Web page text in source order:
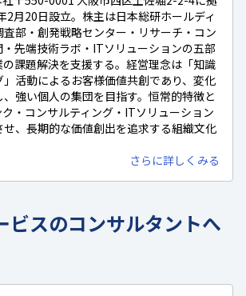
2月20日設立。株主は日本総研ホールディ
査部・創発戦略センター・リサーチ・コン
先端技術ラボ・ITソリューションの五部
課題解決を支援する。経営理念は「知識
活動によるお客様価値共創であり、変化
強い個人の集団を目指す。恒常的特徴と
ク・コンサルティング・ITソリューション
、長期的な価値創出を追求する組織文化
さらに詳しくみる
ビスのコンサルタントへ